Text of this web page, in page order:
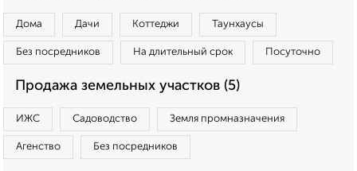
Дома Дачи Коттеджи Таунхаусы
Без посредников На длительный срок Посуточно
Продажа земельных участков (5)
ИЖС Садоводство Земля промназначения
Агенство Без посредников